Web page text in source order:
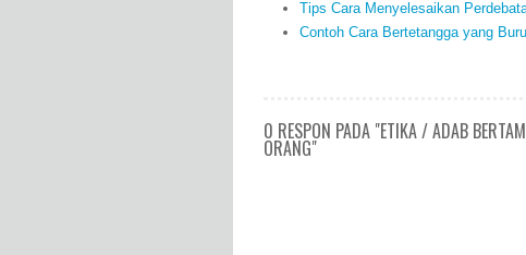
Tips Cara Menyelesaikan
Contoh Cara Bertetangga yang
0 RESPON PADA "ETIKA / ADAB
ORANG"